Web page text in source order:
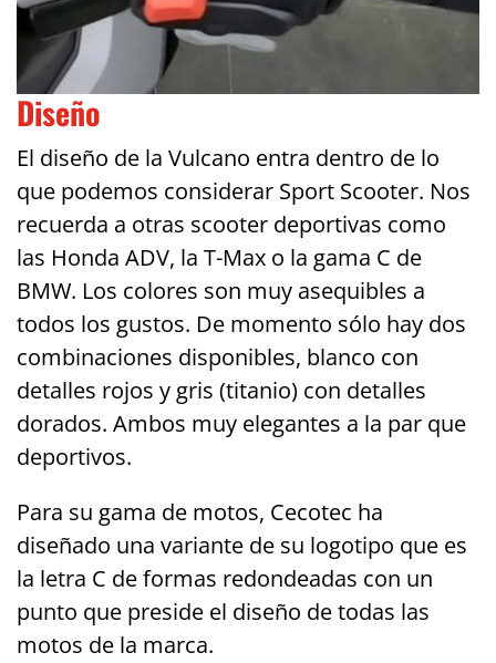
Diseño
El diseño de la Vulcano entra dentro de lo
que podemos considerar Sport Scooter. Nos
recuerda a otras scooter deportivas como
las Honda ADV, la T-Max o la gama C de
BMW. Los colores son muy asequibles a
todos los gustos. De momento sólo hay dos
combinaciones disponibles, blanco con
detalles rojos y gris (titanio) con detalles
dorados. Ambos muy elegantes a la par que
deportivos.
Para su gama de motos, Cecotec ha
diseñado una variante de su logotipo que es
la letra C de formas redondeadas con un
punto que preside el diseño de todas las
motos de la marca.